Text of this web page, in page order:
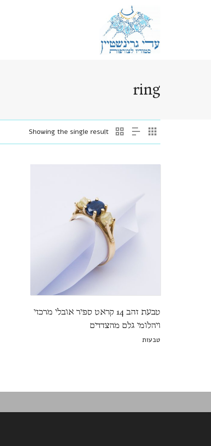
ring
Showing the single result
טבעת זהב 14 קראט ספיר אובלי מרכזי
ויהלומי גלם מהצדדים
טבעות